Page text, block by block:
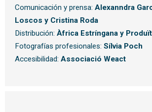
Comunicación y prensa: Alexanndra
Loscos y Cristina Roda
Distribución: Àfrica Estríngana y
Fotografías profesionales: Sílvia Poch
Accesibilidad: Associació Weact